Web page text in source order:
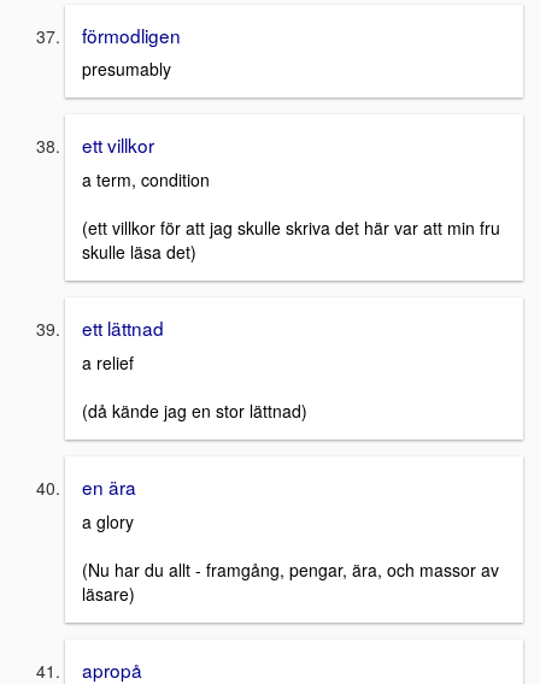
förmodligen
presumably
ett villkor
a term, condition
(ett villkor för att jag skulle skriva det här var att min fru
skulle läsa det)
ett lättnad
a relief
(då kände jag en stor lättnad)
en ära
a glory
(Nu har du allt - framgång, pengar, ära, och massor av
läsare)
apropå